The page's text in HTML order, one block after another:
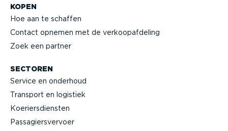
KOPEN
Hoe aan te schaffen
Contact opnemen met de verkoop­af­deling
Zoek een partner
SECTOREN
Service en onderhoud
Transport en logistiek
Koeriers­diensten
Passa­giers­vervoer